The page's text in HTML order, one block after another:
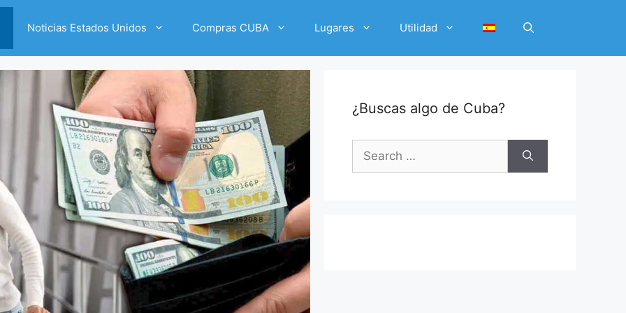
Noticias Estados Unidos Compras CUBA Lugares Utilidad
¿Buscas algo de Cuba?
Search
for: